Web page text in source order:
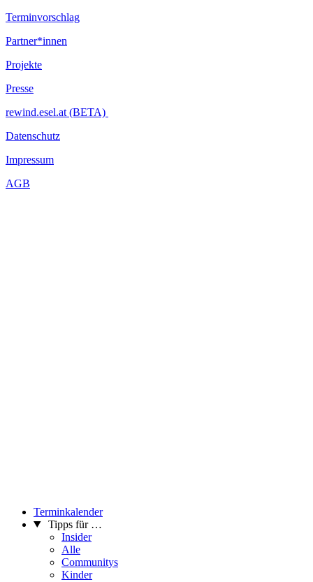
Terminvorschlag
Partner*innen
Projekte
Presse
rewind.esel.at (BETA)
Datenschutz
Impressum
AGB
Terminkalender
Tipps für …
Insider
Alle
Communitys
Kinder